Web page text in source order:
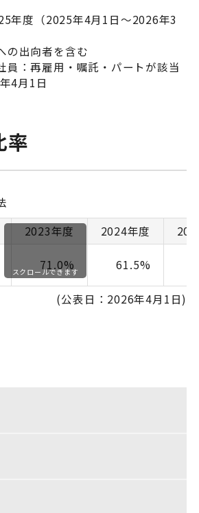
年度（2025年4月1日～2026年3
の出向者を含む
：再雇用・嘱託・パートが該当
4月1日
率
2023年度
2024年度
71.0% 61.5%
スクロールできます
(公表日：2026年4月1日)